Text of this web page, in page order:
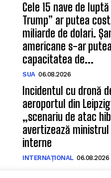
Cele 15 nave de
Trump” ar putea
miliarde de dolari.
americane s-ar
capacitatea de...
SUA 06.08.2026
Incidentul cu dronă
aeroportul din
„scenariu de atac
avertizează
interne
INTERNAȚIONAL 06.08.2026